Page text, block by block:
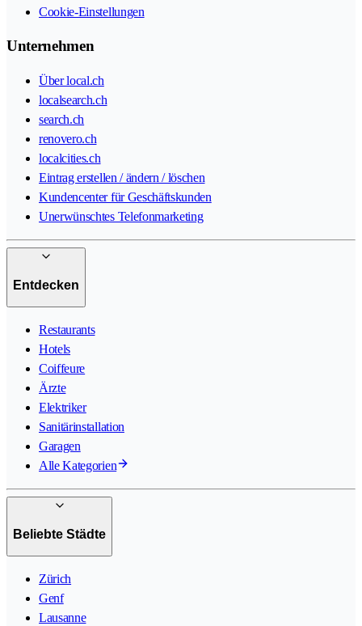
Cookie-Einstellungen
Unternehmen
Über local.ch
localsearch.ch
search.ch
renovero.ch
localcities.ch
Eintrag erstellen / ändern / löschen
Kundencenter für Geschäftskunden
Unerwünschtes Telefonmarketing
Entdecken
Restaurants
Hotels
Coiffeure
Ärzte
Elektriker
Sanitärinstallation
Garagen
Alle Kategorien
Beliebte Städte
Zürich
Genf
Lausanne